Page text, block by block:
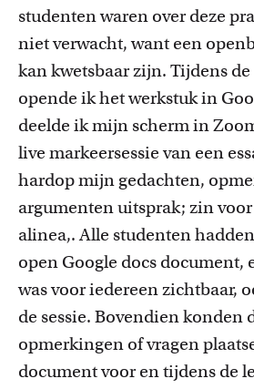
studentenwaren over deze
niet verwacht, want een
kankwetsbaar zijn. Tijdens
opende ik het werkstuk in
deelde ik mijn scherm in
live markeersessie van een
hardop mijn gedachten,
argumenten uitsprak; zinvoor
alinea,. Alle studenten
open Google docs document,
was voor iedereen zichtbaar,
de sessie. Bovendien konden
opmerkingen of vragen
document voor en tijdens de